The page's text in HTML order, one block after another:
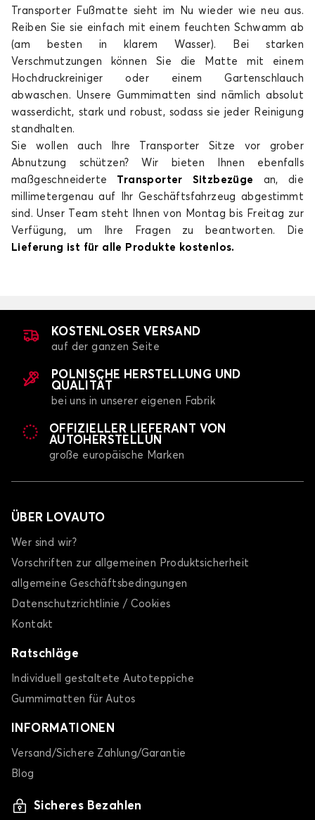
Transporter Fußmatte sieht im Nu wieder wie neu aus.
Reiben Sie sie einfach mit einem feuchten Schwamm ab
(am besten in klarem Wasser). Bei starken
Verschmutzungen können Sie die Matte mit einem
Hochdruckreiniger oder einem Gartenschlauch
abwaschen. Unsere Gummimatten sind nämlich absolut
wasserdicht, stark und robust, sodass sie jeder Reinigung
standhalten.
Sie wollen auch Ihre Transporter Sitze vor grober
Abnutzung schützen? Wir bieten Ihnen ebenfalls
maßgeschneiderte Transporter Sitzbezüge
an, die
millimetergenau auf Ihr Geschäftsfahrzeug abgestimmt
sind. Unser Team steht Ihnen von Montag bis Freitag zur
Verfügung, um Ihre Fragen zu beantworten. Die
Lieferung ist für alle Produkte kostenlos.
KOSTENLOSER VERSAND
auf der ganzen Seite
POLNISCHE HERSTELLUNG UND
QUALITÄT
bei uns in unserer eigenen Fabrik
OFFIZIELLER LIEFERANT VON
AUTOHERSTELLUN
große europäische Marken
ÜBER LOVAUTO
Wer sind wir?
Vorschriften zur allgemeinen Produktsicherheit
allgemeine Geschäftsbedingungen
Datenschutzrichtlinie / Cookies
Kontakt
Ratschläge
Individuell gestaltete Autoteppiche
Gummimatten für Autos
INFORMATIONEN
Versand/Sichere Zahlung/Garantie
Blog
Sicheres Bezahlen